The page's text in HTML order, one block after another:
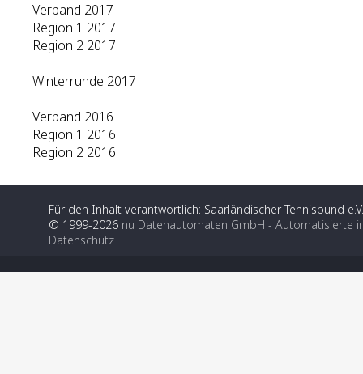
Verband 2017
Region 1 2017
Region 2 2017
Winterrunde 2017
Verband 2016
Region 1 2016
Region 2 2016
Für den Inhalt verantwortlich: Saarländischer Tennisbund e.V.
© 1999-2026 nu Datenautomaten GmbH - Automatisierte
Datenschutz